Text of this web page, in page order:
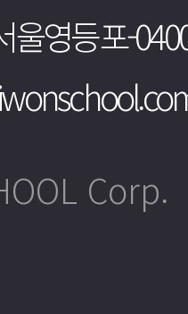
울영등포-
Corp.